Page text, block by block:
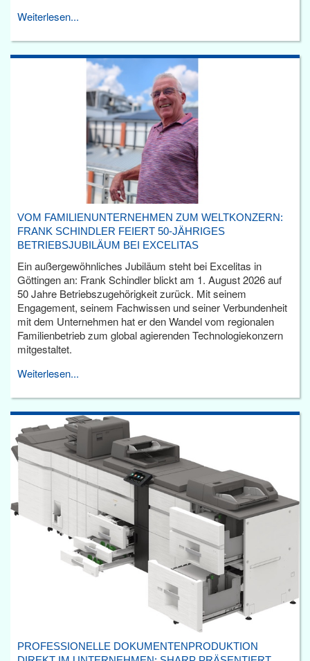
Weiterlesen...
VOM FAMILIENUNTERNEHMEN ZUM WELTKONZERN:
FRANK SCHINDLER FEIERT 50-JÄHRIGES
BETRIEBSJUBILÄUM BEI EXCELITAS
Ein außergewöhnliches Jubiläum steht bei Excelitas in
Göttingen an: Frank Schindler blickt am 1. August 2026 auf
50 Jahre Betriebszugehörigkeit zurück. Mit seinem
Engagement, seinem Fachwissen und seiner Verbundenheit
mit dem Unternehmen hat er den Wandel vom regionalen
Familienbetrieb zum global agierenden Technologiekonzern
mitgestaltet.
Weiterlesen...
PROFESSIONELLE DOKUMENTENPRODUKTION